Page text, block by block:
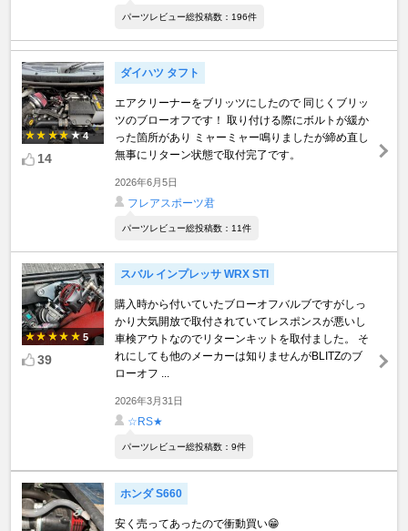
パーツレビュー総投稿数：196件
4
14
ダイハツ タフト
エアクリーナーをブリッツにしたので 同じくブリッ
ツのブローオフです！ 取り付ける際にボルトが緩か
った箇所があり ミャーミャー鳴りましたが締め直し
無事にリターン状態で取付完了です。
2026年6月5日
フレアスポーツ君
パーツレビュー総投稿数：11件
5
39
スバル インプレッサ WRX STI
購入時から付いていたブローオフバルブですがしっ
かり大気開放で取付されていてレスポンスが悪いし
車検アウトなのでリターンキットを取付ました。 そ
れにしても他のメーカーは知りませんがBLITZのブ
ローオフ ...
2026年3月31日
☆RS★
パーツレビュー総投稿数：9件
ホンダ S660
安く売ってあったので衝動買い😁